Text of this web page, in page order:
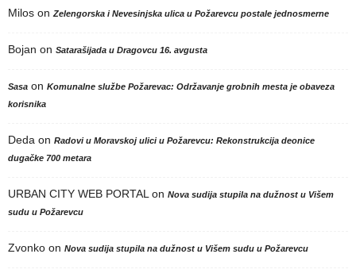
Milos onZelengorska i Nevesinjska ulica u Požarevcu postale jednosmerne
Bojan on Satarašijada u Dragovcu 16. avgusta
Sasa on Komunalne službe Požarevac: Održavanje grobnih mesta je obaveza
korisnika
Deda on Radovi u Moravskoj ulici u Požarevcu: Rekonstrukcija deonice
dugačke 700 metara
URBAN CITY WEB PORTALon Nova sudija stupila na dužnost u Višem
sudu u Požarevcu
Zvonko on Nova sudija stupila na dužnost u Višem sudu u Požarevcu